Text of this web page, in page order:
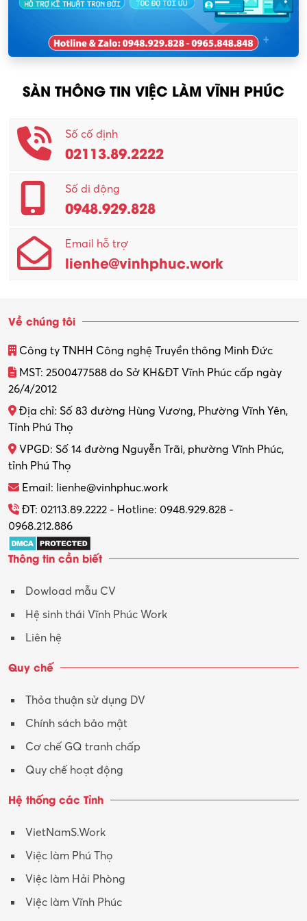
Nhân viên kinh doanh
Nhân viên thu mua
Nhân viên CSKH
Phục vụ khác
Promotion Girl (PG)
Quản lý – Giám đốc
Quản lý chất lượng – QC
Quản lý sản xuất
Quản trị kinh doanh
Thiết kế
Thiết kế nội thất
Thợ máy – Ô tô – Xe máy
Thực tập
Tổ chức sự kiện – Quà tặng
Trợ lý
Tư vấn
Tư vấn – Kiến trúc
Y tế-Dược
KCN Sông Lô I
KCN Tam Dương
SÀN THÔNG TIN VIỆC LÀM VĨNH PHÚC
Số cố định
02113.89.2222
Số di động
0948.929.828
Email hỗ trợ
lienhe@vinhphuc.work
Về chúng tôi
Công ty TNHH Công nghệ Truyền thông Minh Đức
MST: 2500477588 do Sở KH&ĐT Vĩnh Phúc cấp ngày
26/4/2012
Địa chỉ: Số 83 đường Hùng Vương, Phường Vĩnh Yên,
Tỉnh Phú Thọ
VPGD: Số 14 đường Nguyễn Trãi, phường Vĩnh Phúc,
tỉnh Phú Thọ
Email: lienhe@vinhphuc.work
ĐT: 02113.89.2222 - Hotline: 0948.929.828 -
0968.212.886
Thông tin cần biết
Dowload mẫu CV
Hệ sinh thái Vĩnh Phúc Work
Liên hệ
Quy chế
Thỏa thuận sử dụng DV
Chính sách bảo mật
Cơ chế GQ tranh chấp
Quy chế hoạt động
Hệ thống các Tỉnh
VietNamS.Work
Việc làm Phú Thọ
Việc làm Hải Phòng
Việc làm Vĩnh Phúc